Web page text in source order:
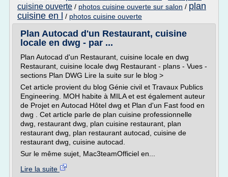
cuisine ouverte / photos cuisine ouverte sur salon / plan
cuisine en l
/ photos cuisine ouverte
Plan Autocad d'un Restaurant, cuisine
locale en dwg - par ...
Plan Autocad d'un Restaurant, cuisine locale en dwg
Restaurant, cuisine locale dwg Restaurant - plans - Vues -
sections Plan DWG Lire la suite sur le blog >
Cet article provient du blog Génie civil et Travaux Publics
Engineering. MOH habite à MILA et est également auteur
de Projet en Autocad Hôtel dwg et Plan d'un Fast food en
dwg . Cet article parle de plan cuisine professionnelle
dwg, restaurant dwg, plan cuisine restaurant, plan
restaurant dwg, plan restaurant autocad, cuisine de
restaurant dwg, cuisine autocad.
Sur le même sujet, Mac3teamOfficiel en...
Lire la suite